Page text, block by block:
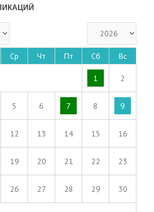
Ср Чт Пт Сб Вс
1 2
5 6 7 8 9
12 13 14 15 16
19 20 21 22 23
26 27 28 29 30